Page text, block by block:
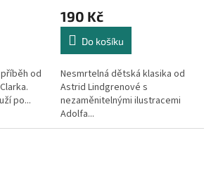
od
po...
190 Kč
Do košíku
Nesmrtelná dětská klasika od
Astrid Lindgrenové s
nezaměnitelnými ilustracemi
Adolfa...